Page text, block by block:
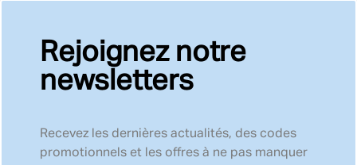
Rejoignez notre
newsletters
Recevez les dernières actualités, des codes
promotionnels et les offres à ne pas manquer